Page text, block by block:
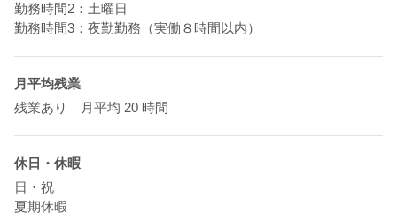
勤務時間2：土曜日
勤務時間3：夜勤勤務（実働８時間以内）
月平均残業
残業あり 月平均 20 時間
休日・休暇
日・祝
夏期休暇